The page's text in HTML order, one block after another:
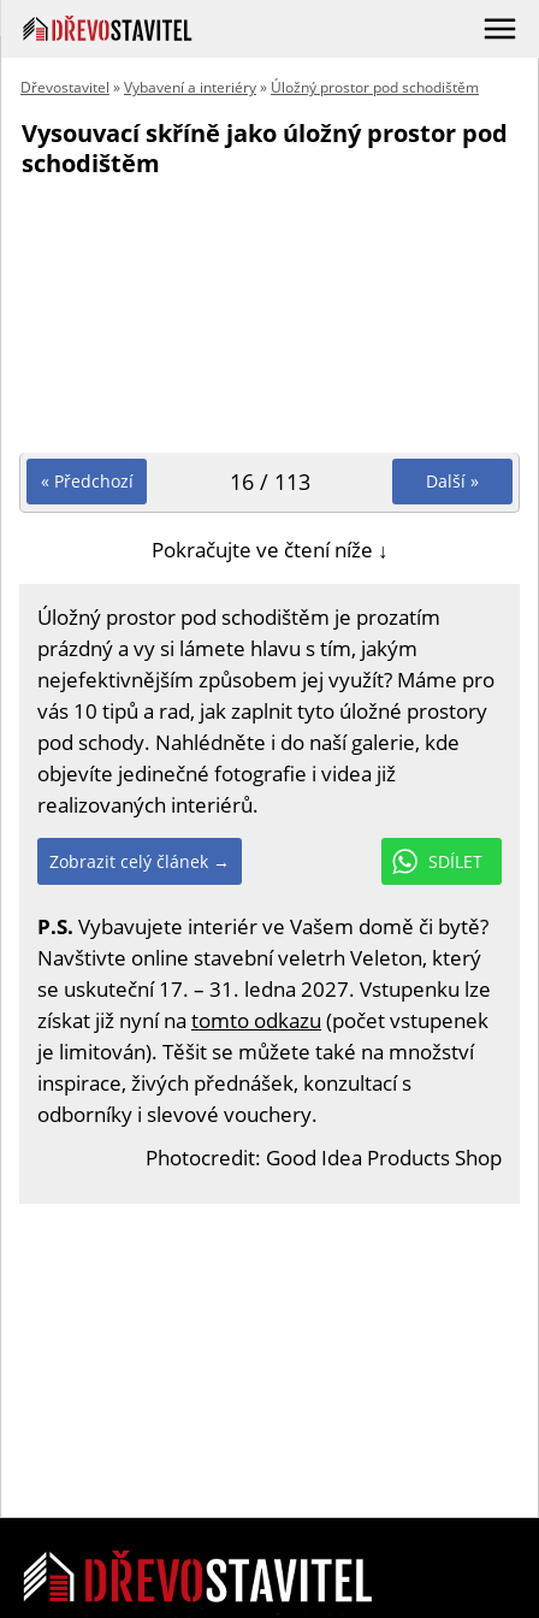
Dřevostavitel »Vybavení a interiéry» Úložný prostor pod schodištěm
Vysouvací skříně jako úložný prostor pod
schodištěm
« Předchozí Další »
16 / 113
Pokračujte ve čtení níže ↓
Úložný prostor pod schodištěm je prozatím
prázdný a vy si lámete hlavu s tím, jakým
nejefektivnějším způsobem jej využít? Máme pro
vás 10 tipů a rad, jak zaplnit tyto úložné prostory
pod schody. Nahlédněte i do naší galerie, kde
objevíte jedinečné fotografie i videa již
realizovaných interiérů.
SDÍLET
Zobrazit celý článek →
P.S. Vybavujete interiér ve Vašem domě či bytě?
Navštivte online stavební veletrh Veleton, který
se uskuteční 17. – 31. ledna 2027. Vstupenku lze
získat již nyní na tomto odkazu (počet vstupenek
je limitován). Těšit se můžete také na množství
inspirace, živých přednášek, konzultací s
odborníky i slevové vouchery.
Photocredit: Good Idea Products Shop